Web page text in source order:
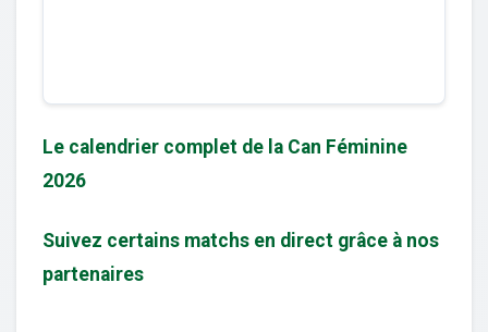
Le calendrier complet de la Can Féminine
2026
Suivez certains matchs en direct grâce à nos
partenaires